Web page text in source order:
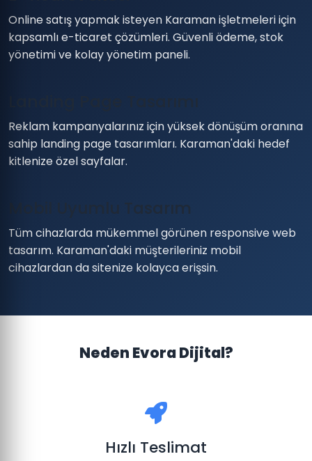
Online satış yapmak isteyen Karaman işletmeleri için
kapsamlı e-ticaret çözümleri. Güvenli ödeme, stok
yönetimi ve kolay yönetim paneli.
Reklam kampanyalarınız için yüksek dönüşüm oranına
sahip landing page tasarımları. Karaman'daki hedef
kitlenize özel sayfalar.
Mobil Uyumlu Tasarım
Tüm cihazlarda mükemmel görünen responsive web
tasarım. Karaman'daki müşterileriniz mobil
cihazlardan da sitenize kolayca erişsin.
Neden Evora Dijital?
Hızlı Teslimat